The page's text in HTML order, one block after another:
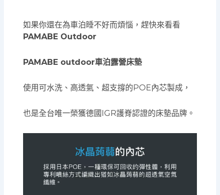
如果你還在為車泊睡不好而煩惱，趕快來看看
PAMABE Outdoor
PAMABE outdoor車泊露營床墊
使用可水洗、高透氣、超支撐的POE內芯製成，
也是全台唯一榮獲德國IGR護脊認證的床墊品牌。